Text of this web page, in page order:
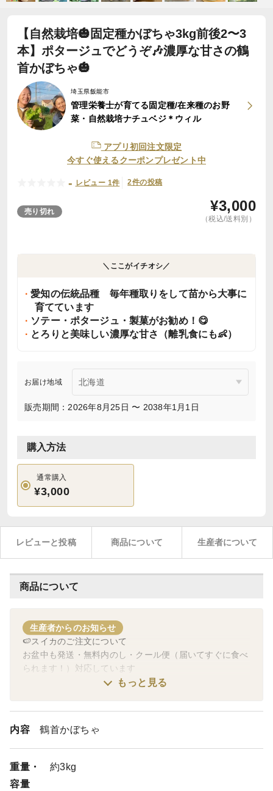
【自然栽培🎃固定種かぼちゃ3kg前後2〜3
本】ポタージュでどうぞ🎶濃厚な甘さの鶴
首かぼちゃ🎃
埼玉県飯能市
管理栄養士が育てる固定種/在来種のお野
菜・自然栽培ナチュベジ＊ウィル
アプリ初回注文限定
今すぐ使えるクーポンプレゼント中
- レビュー 1件 2件の投稿
売り切れ ¥3,000
（税込/送料別）
＼ここがイチオシ／
愛知の伝統品種 毎年種取りをして苗から大事に
育てています
ソテー・ポタージュ・製菓がお勧め！😋
とろりと美味しい濃厚な甘さ（離乳食にも👶）
お届け地域
販売期間：2026年8月25日 〜 2038年1月1日
購入方法
通常購入
¥3,000
レビューと投稿 商品について 生産者について
商品について
生産者からのお知らせ
🍉スイカのご注文について
お盆中も発送・無料内のし・クール便（届いてすぐに食べ
られます！）対応しています
ご注文の際に『特記事項』に明記ください
い）
お客様専用の注文フォームをご用意しますので、それぞ
れの必要数量をお知らせください
もっと見る
内容 鶴首かぼちゃ
重量・
容量
約3kg